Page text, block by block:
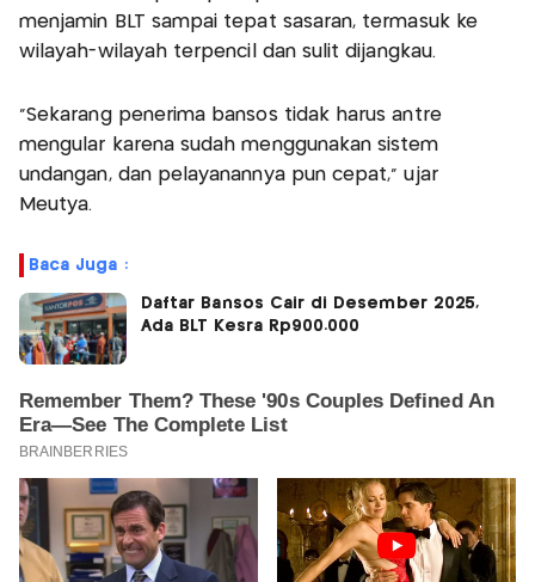
menjamin BLT sampai tepat sasaran, termasuk ke
wilayah-wilayah terpencil dan sulit dijangkau.
"Sekarang penerima bansos tidak harus antre
mengular karena sudah menggunakan sistem
undangan, dan pelayanannya pun cepat," ujar
Meutya.
Baca Juga :
Daftar Bansos Cair di Desember 2025,
Ada BLT Kesra Rp900.000